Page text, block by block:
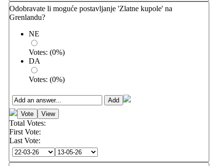
Odobravate li moguće postavljanje 'Zlatne kupole' na
Grenlandu?
NE
Votes: (0%)
DA
Votes: (0%)
Total Votes:
First Vote:
Last Vote: